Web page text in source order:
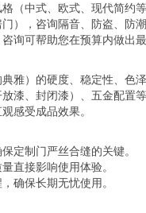
（中式、欧式、现代简约
），咨询隔音、防盗、防潮
询可帮助您在预算内做出最
雅）的硬度、稳定性、色泽
漆、封闭漆）、五金配置
感受成品效果。
定制门严丝合缝的关键。
直接影响使用体验。
确保长期无忧使用。